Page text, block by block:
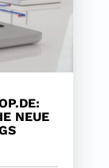
NEUE